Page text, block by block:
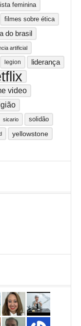
feminina
filmes sobre ética
do brasil
artificial
legion liderança
video
sicario solidão
yellowstone